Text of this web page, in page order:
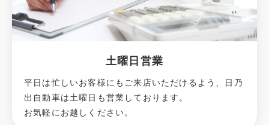
土曜日営業
平日は忙しいお客様にもご来店いただけるよう、日乃
出自動車は土曜日も営業しております。
お気軽にお越しください。